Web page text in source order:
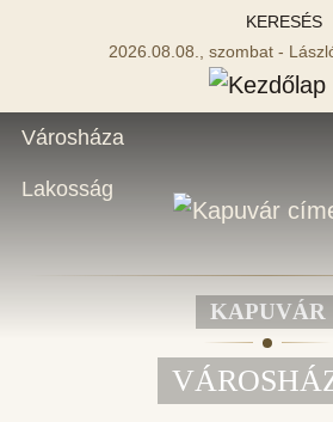
KERESÉS
2026.08.08., szombat -
Városháza
Lakosság
KAPUVÁR